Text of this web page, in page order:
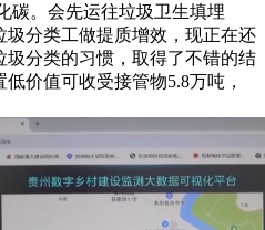
碳。会先运往垃圾卫生填埋
分类工做提质增效，现正在还
分类的习惯，取得了不错的结
价值可收受接管物5.8万吨，